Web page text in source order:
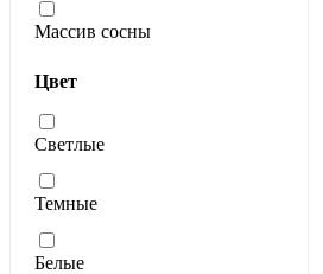
Массив сосны
Цвет
Светлые
Темные
Белые